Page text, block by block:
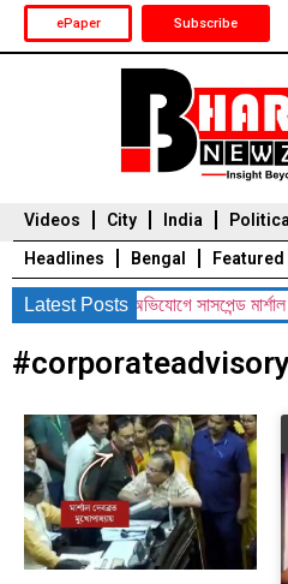
ePaper Subscribe
Videos City India Political
Headlines
Bengal Featured
Latest Posts
বিধায়কদের অভিযোগে সাসপেন্ড মার্শাল